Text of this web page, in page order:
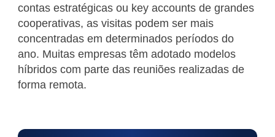
contas estratégicas ou key accounts de grandes
cooperativas, as visitas podem ser mais
concentradas em determinados períodos do
ano. Muitas empresas têm adotado modelos
híbridos com parte das reuniões realizadas de
forma remota.